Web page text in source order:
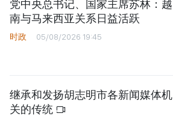
党中央总书记、国家主席苏林：越
南与马来西亚关系日益活跃
时政 05/08/2026 19:45
继承和发扬胡志明市各新闻媒体机
关的传统